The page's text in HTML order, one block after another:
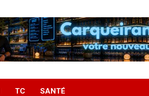
TC SANTÉ